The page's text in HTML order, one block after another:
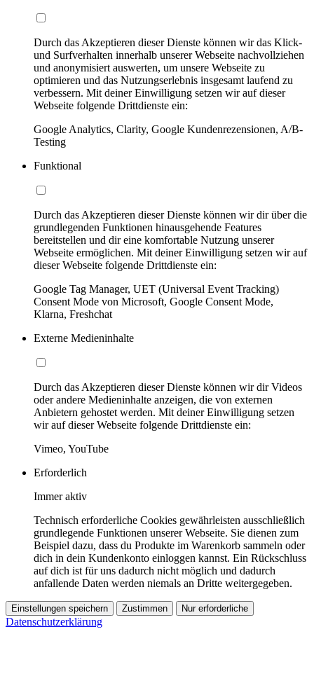
Durch das Akzeptieren dieser Dienste können wir das Klick-
und Surfverhalten innerhalb unserer Webseite nachvollziehen
und anonymisiert auswerten, um unsere Webseite zu
optimieren und das Nutzungserlebnis insgesamt laufend zu
verbessern. Mit deiner Einwilligung setzen wir auf dieser
Webseite folgende Drittdienste ein:
Google Analytics, Clarity, Google Kundenrezensionen, A/B-
Testing
Funktional
Durch das Akzeptieren dieser Dienste können wir dir über die
grundlegenden Funktionen hinausgehende Features
bereitstellen und dir eine komfortable Nutzung unserer
Webseite ermöglichen. Mit deiner Einwilligung setzen wir auf
dieser Webseite folgende Drittdienste ein:
Google Tag Manager, UET (Universal Event Tracking)
Consent Mode von Microsoft, Google Consent Mode,
Klarna, Freshchat
Externe Medieninhalte
Durch das Akzeptieren dieser Dienste können wir dir Videos
oder andere Medieninhalte anzeigen, die von externen
Anbietern gehostet werden. Mit deiner Einwilligung setzen
wir auf dieser Webseite folgende Drittdienste ein:
Vimeo, YouTube
Erforderlich
Immer aktiv
Technisch erforderliche Cookies gewährleisten ausschließlich
grundlegende Funktionen unserer Webseite. Sie dienen zum
Beispiel dazu, dass du Produkte im Warenkorb sammeln oder
dich in dein Kundenkonto einloggen kannst. Ein Rückschluss
auf dich ist für uns dadurch nicht möglich und dadurch
anfallende Daten werden niemals an Dritte weitergegeben.
Einstellungen speichern Zustimmen Nur erforderliche
Datenschutzerklärung